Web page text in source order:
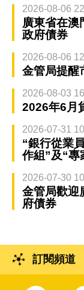
2026-08-06
廣東省在澳
政府債券
2026-08-06
金管局提醒
2026-08-03
2026年6月
2026-07-31
“銀行從業
作組”及“專
2026-07-30
金管局歡迎
府債券
訂閱頻道